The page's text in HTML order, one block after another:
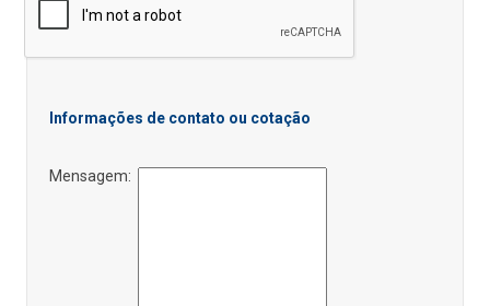
Informações de contato ou cotação
Mensagem: